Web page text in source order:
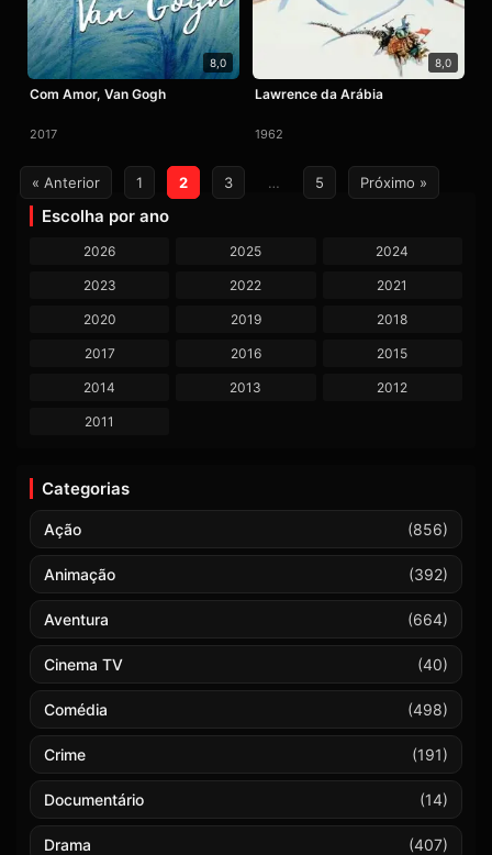
8,0
Com Amor, Van Gogh
2017
8,0
Lawrence da Arábia
1962
Paginação
de
posts
« Anterior 1 2 3 … 5 Próximo »
Escolha por ano
2026 2025 2024
2023 2022 2021
2020 2019 2018
2017 2016 2015
2014 2013 2012
2011
Categorias
Ação (856)
Animação (392)
Aventura (664)
Cinema TV (40)
Comédia (498)
Crime (191)
Documentário (14)
Drama (407)